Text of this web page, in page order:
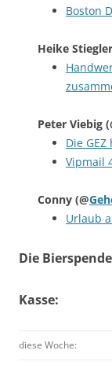
Boston
Heike Stiegler
Peter Viebig
Die
Vipmail
Conny (@
Urlaub
Die
Kasse:
diese Woche: